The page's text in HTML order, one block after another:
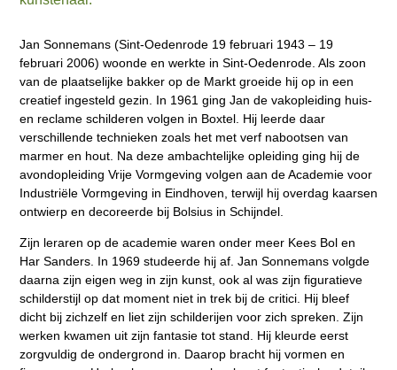
Jan Sonnemans (Sint-Oedenrode 19 februari 1943 – 19
februari 2006) woonde en werkte in Sint-Oedenrode. Als zoon
van de plaatselijke bakker op de Markt groeide hij op in een
creatief ingesteld gezin. In 1961 ging Jan de vakopleiding huis-
en reclame schilderen volgen in Boxtel. Hij leerde daar
verschillende technieken zoals het met verf nabootsen van
marmer en hout. Na deze ambachtelijke opleiding ging hij de
avondopleiding Vrije Vormgeving volgen aan de Academie voor
Industriële Vormgeving in Eindhoven, terwijl hij overdag kaarsen
ontwierp en decoreerde bij Bolsius in Schijndel.
Zijn leraren op de academie waren onder meer Kees Bol en
Har Sanders. In 1969 studeerde hij af. Jan Sonnemans volgde
daarna zijn eigen weg in zijn kunst, ook al was zijn figuratieve
schilderstijl op dat moment niet in trek bij de critici. Hij bleef
dicht bij zichzelf en liet zijn schilderijen voor zich spreken. Zijn
werken kwamen uit zijn fantasie tot stand. Hij kleurde eerst
zorgvuldig de ondergrond in. Daarop bracht hij vormen en